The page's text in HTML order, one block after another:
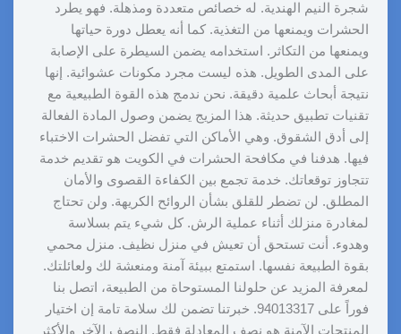
شجرة النيم الهندية. له خصائص متعددة ومذهلة. فهو يطرد
الحشرات ويمنعها من التغذية. كما أنه يعطل دورة حياتها
ويمنعها من التكاثر. استخدامه يضمن السيطرة على الإصابة
على المدى الطويل. هذه ليست مجرد مكونات عشوائية. إنها
نتيجة أبحاث علمية دقيقة. نحن ندمج هذه القوة الطبيعية مع
تقنيات تطبيق حديثة. هذا المزيج يضمن وصول المادة الفعالة
إلى أدق الشقوق. وهي الأماكن التي تفضل الحشرات الاختباء
فيها. هدفنا في مكافحة الحشرات في الكويت هو تقديم خدمة
تتجاوز توقعاتك. خدمة تجمع بين الكفاءة القصوى والأمان
المطلق. لن تضطر للقلق بشأن الروائح الكريهة. ولن تحتاج
لمغادرة منزلك أثناء عملية الرش. كل شيء يتم بسلاسة
وهدوء. أنت تستحق أن تعيش في منزل نظيف. منزل محمي
بقوة الطبيعة نفسها. استمتع ببيئة آمنة ومنعشة لك ولعائلتك.
لمعرفة المزيد عن حلولنا المستوحاة من الطبيعة، اتصل بنا
فوراً على 94013317. خبرتنا تضمن لك سلامة تامة إن اختيار
المنتجات الآمنة هو نصف المعادلة فقط. النصف الآخر والأكثر